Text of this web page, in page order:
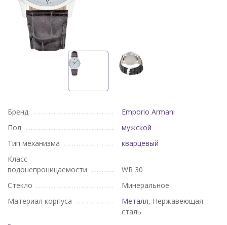
Бренд
Emporio Armani
Пол
мужской
Тип механизма
кварцевый
Класс
водонепроницаемости
WR 30
Стекло
Минеральное
Материал корпуса
Металл, Нержавеющая
сталь